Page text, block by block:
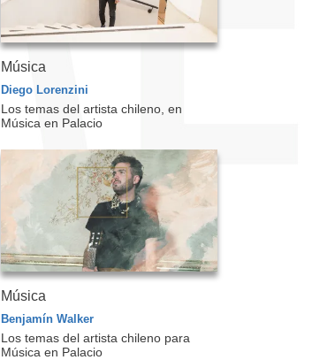
Música
Diego Lorenzini
Los temas del artista chileno, en
Música en Palacio
Música
Benjamín Walker
Los temas del artista chileno para
Música en Palacio